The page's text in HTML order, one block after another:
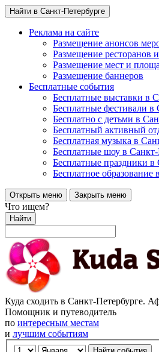
Найти в Санкт-Петербурге
Реклама на сайте
Размещение анонсов
Размещение ресторанов
Размещение мест и
Размещение баннеров
Бесплатные события
Бесплатные выставки в
Бесплатные фестивали в
Бесплатно с детьми в
Бесплатный активный
Бесплатная музыка в
Бесплатные шоу в Санкт-
Бесплатные праздники в
Бесплатное образование
Открыть меню Закрыть меню
Что ищем?
Найти
Куда сходить в Санкт-Петербурге.
Помощник и путеводитель
по интересным местам
и лучшим событиям